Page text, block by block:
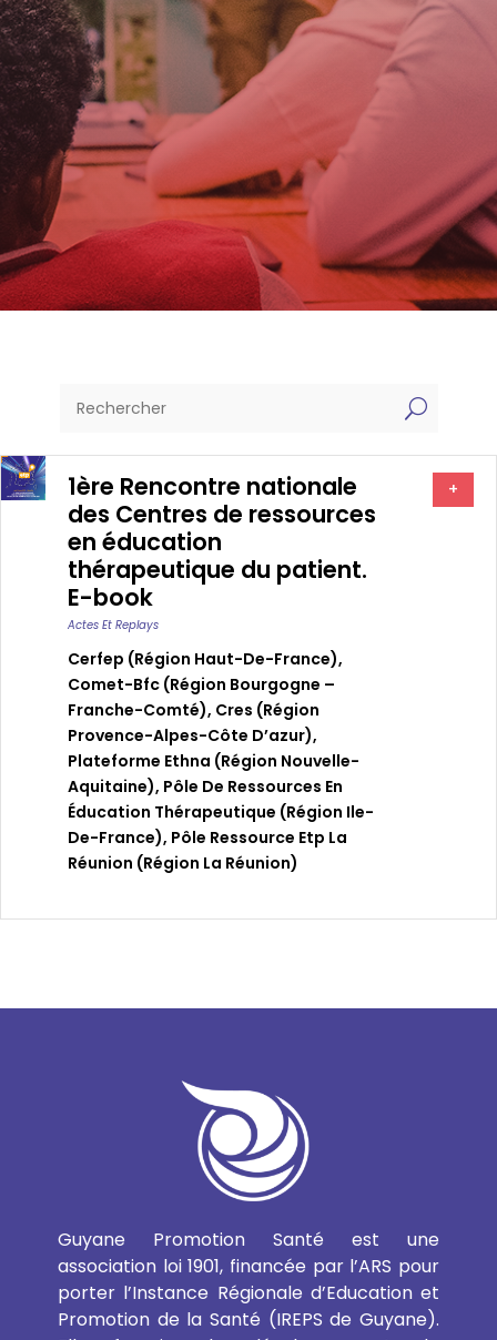
U
1ère Rencontre nationale
des Centres de ressources
en éducation
thérapeutique du patient.
E-book
Actes Et Replays
Cerfep (région Haut-De-France),
Comet-Bfc (région Bourgogne –
Franche-Comté), Cres (région
Provence-Alpes-Côte D’azur),
Plateforme Ethna (région Nouvelle-
Aquitaine), Pôle De Ressources En
Éducation Thérapeutique (région Ile-
De-France), Pôle Ressource Etp La
Réunion (région La Réunion)
+
Guyane Promotion Santé est une
association loi 1901, financée par l’ARS pour
porter l’Instance Régionale d’Education et
Promotion de la Santé (IREPS de Guyane).